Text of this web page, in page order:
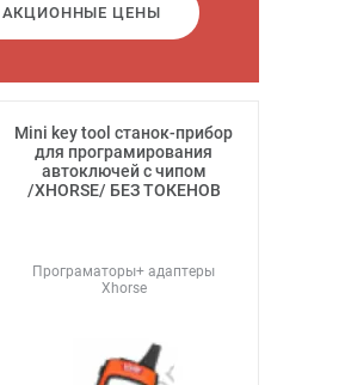
АКЦИОННЫЕ ЦЕНЫ
Mini key tool станок-прибор
для програмирования
автоключей с чипом
/XHORSE/ БЕЗ ТОКЕНОВ
Програматоры+ адаптеры
Xhorse